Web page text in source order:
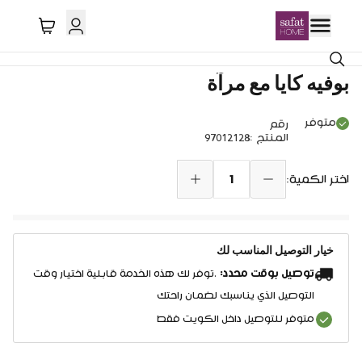
خصم 31%
بوفيه كايا مع مرآة
متوفر
رقم
المنتج :
97012128
اختر الكمية: 1
خيار التوصيل المناسب لك
توصيل بوقت محدد: .توفر لك هذه الخدمة قابلية اختيار وقت
التوصيل الذي يناسبك لضمان راحتك
متوفر للتوصيل داخل الكويت فقط